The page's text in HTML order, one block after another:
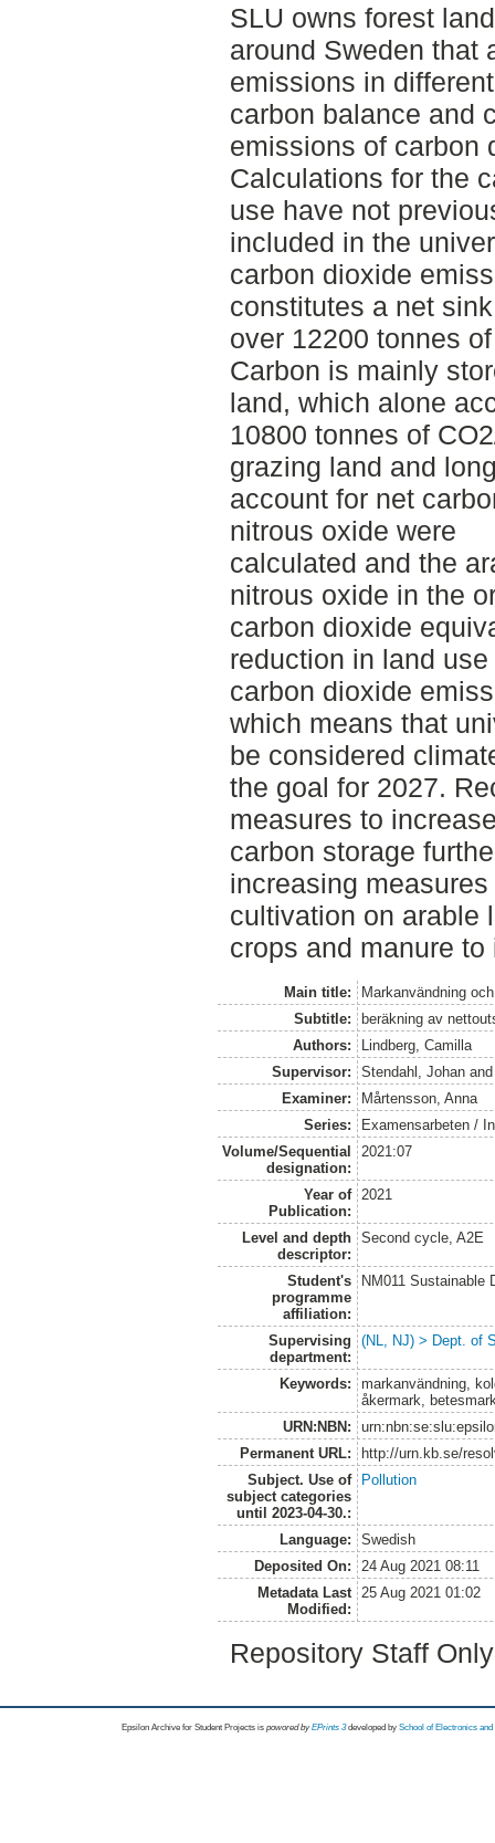
SLU owns forest
around Sweden that
emissions in
carbon balance and
emissions of carbon
Calculations for the
use have not
included in the
carbon dioxide
constitutes a net
over 12200 tonnes
Carbon is mainly
land, which alone
10800 tonnes of
grazing land and
account for net
nitrous oxide were
calculated and the
nitrous oxide in the
carbon dioxide
reduction in land
carbon dioxide
which means that
be considered
the goal for 2027.
measures to
carbon storage
increasing
cultivation on arable
crops and manure
Main title:
Markanvändning
Subtitle:
beräkning av
Authors:
Lindberg, Camilla
Supervisor:
Stendahl, Johan
Examiner:
Mårtensson, Anna
Series:
Examensarbeten /
Volume/Sequential
designation:
2021:07
Year of
Publication:
2021
Level and depth
descriptor:
Second cycle, A2E
Student's
programme
affiliation:
NM011 Sustainable
Supervising
department:
(NL, NJ) > Dept. of
Keywords:
markanvändning,
åkermark,
URN:NBN:
Permanent URL:
http://urn.kb.se/
Subject. Use of
subject categories
until 2023-04-30.:
Pollution
Language:
Swedish
Deposited On:
24 Aug 2021 08:11
Metadata Last
Modified:
25 Aug 2021 01:02
Repository Staff
Epsilon Archive for Student Projects is powored byEPrints 3 developed by School of Electronics